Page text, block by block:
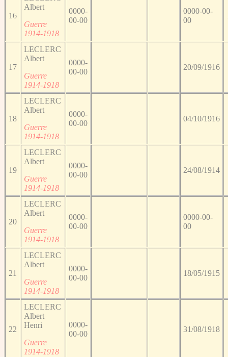
16
Albert
Guerre
1914-1918
0000-
00-00
0000-00-
00
17
LECLERC
Albert
Guerre
1914-1918
0000-
00-00
20/09/1916
18
LECLERC
Albert
Guerre
1914-1918
0000-
00-00
04/10/1916
19
LECLERC
Albert
Guerre
1914-1918
0000-
00-00
24/08/1914
20
LECLERC
Albert
Guerre
1914-1918
0000-
00-00
0000-00-
00
21
LECLERC
Albert
Guerre
1914-1918
0000-
00-00
18/05/1915
22
LECLERC
Albert
Henri
Guerre
1914-1918
0000-
00-00
31/08/1918